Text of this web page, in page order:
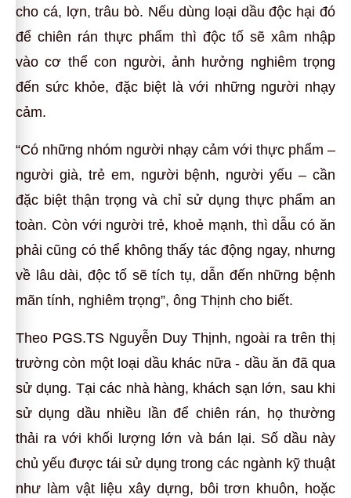
cho cá, lợn, trâu bò. Nếu dùng loại dầu độc hại đó
để chiên rán thực phẩm thì độc tố sẽ xâm nhập
vào cơ thể con người, ảnh hưởng nghiêm trọng
đến sức khỏe, đặc biệt là với những người nhạy
cảm.
“Có những nhóm người nhạy cảm với thực phẩm –
người già, trẻ em, người bệnh, người yếu – cần
đặc biệt thận trọng và chỉ sử dụng thực phẩm an
toàn. Còn với người trẻ, khoẻ mạnh, thì dẫu có ăn
phải cũng có thể không thấy tác động ngay, nhưng
về lâu dài, độc tố sẽ tích tụ, dẫn đến những bệnh
mãn tính, nghiêm trọng”, ông Thịnh cho biết.
Theo PGS.TS Nguyễn Duy Thịnh, ngoài ra trên thị
trường còn một loại dầu khác nữa - dầu ăn đã qua
sử dụng. Tại các nhà hàng, khách sạn lớn, sau khi
sử dụng dầu nhiều lần để chiên rán, họ thường
thải ra với khối lượng lớn và bán lại. Số dầu này
chủ yếu được tái sử dụng trong các ngành kỹ thuật
như làm vật liệu xây dựng, bôi trơn khuôn, hoặc